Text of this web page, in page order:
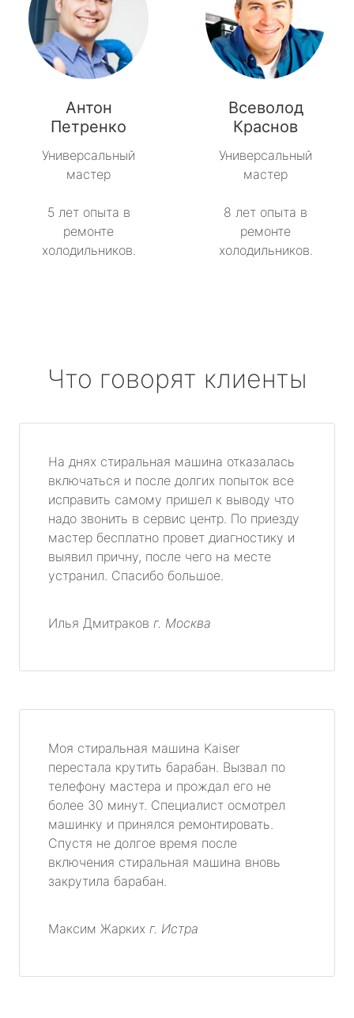
Антон
Петренко
Универсальный
мастер
5 лет опыта в
ремонте
холодильников.
Всеволод
Краснов
Универсальный
мастер
8 лет опыта в
ремонте
холодильников.
Что говорят клиенты
На днях стиральная машина отказалась
включаться и после долгих попыток все
исправить самому пришел к выводу что
надо звонить в сервис центр. По приезду
мастер бесплатно провет диагностику и
выявил причну, после чего на месте
устранил. Спасибо большое.
Илья Дмитраков г. Москва
Моя стиральная машина Kaiser
перестала крутить барабан. Вызвал по
телефону мастера и прождал его не
более 30 минут. Специалист осмотрел
машинку и принялся ремонтировать.
Спустя не долгое время после
включения стиральная машина вновь
закрутила барабан.
Максим Жарких г. Истра